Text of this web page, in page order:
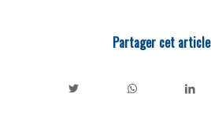
Partager cet article